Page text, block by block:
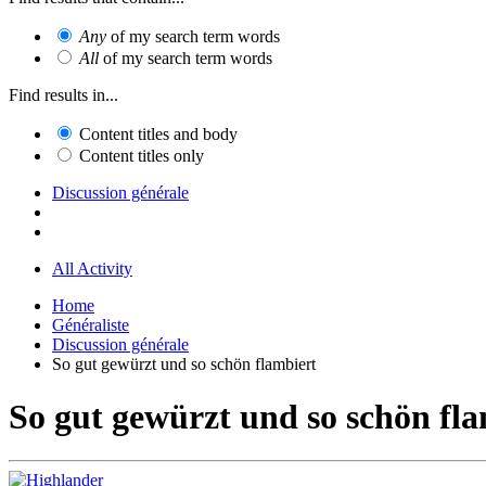
Any of my search term words
All of my search term words
Find results in...
Content titles and body
Content titles only
Discussion générale
All Activity
Home
Généraliste
Discussion générale
So gut gewürzt und so schön flambiert
So gut gewürzt und so schön